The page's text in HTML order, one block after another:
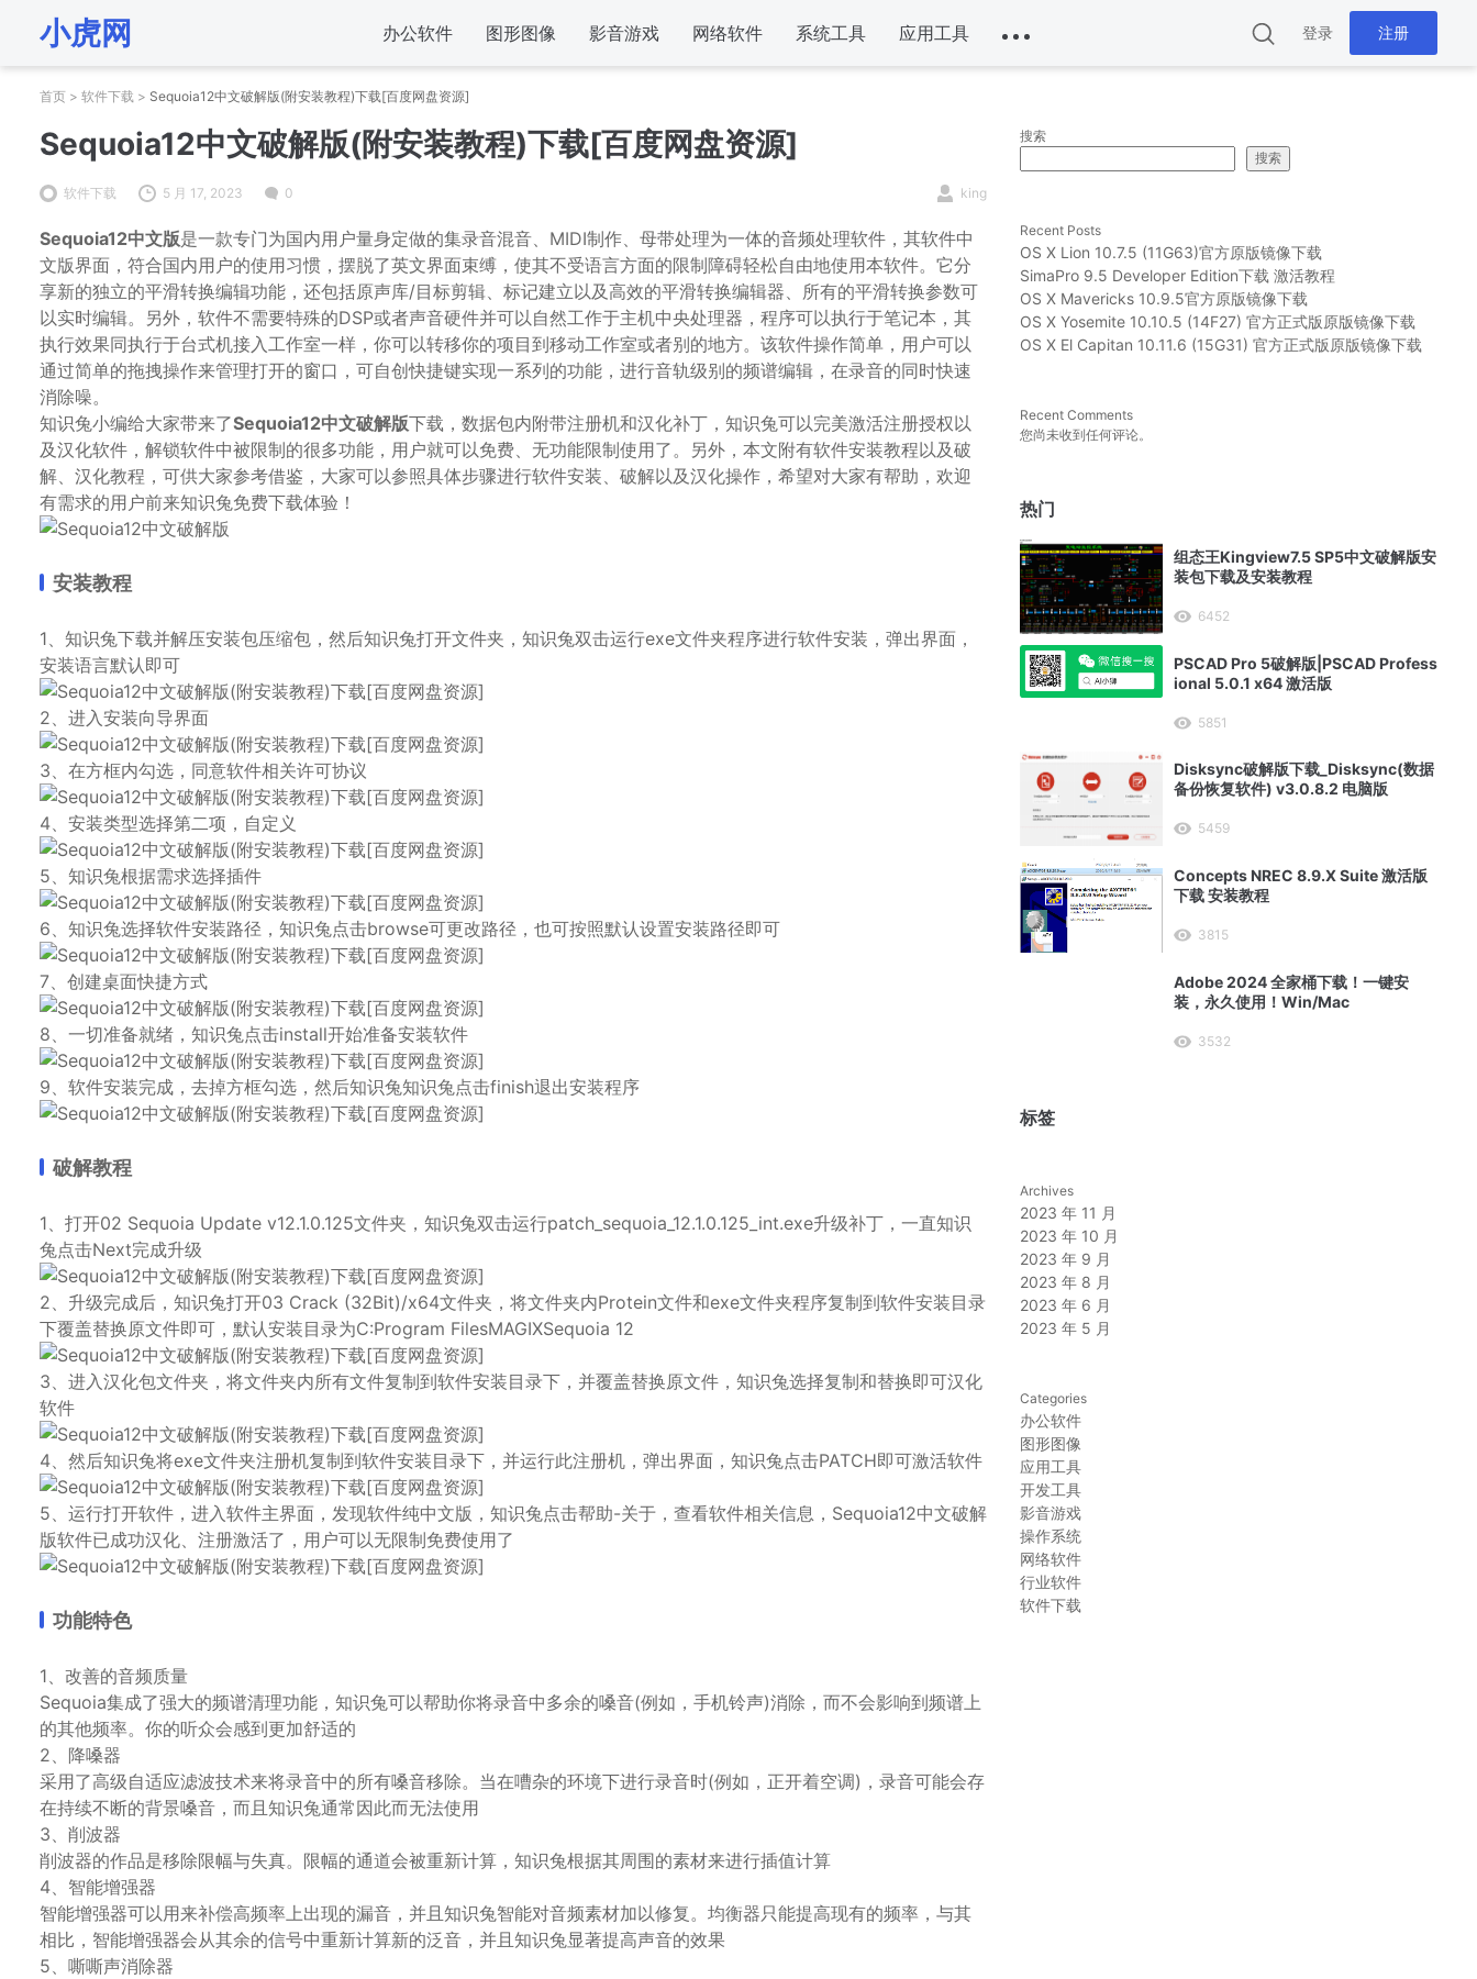
小虎网 办公软件 图形图像 影音游戏 网络软件 系统工具 应用工具 登录 注册
首页 > 软件下载 > Sequoia12中文破解版(附安装教程)下载[百度网盘资源]
Sequoia12中文破解版(附安装教程)下载[百度网盘资源]
软件下载 5 月 17, 2023 0 king
Sequoia12中文版是一款专门为国内用户量身定做的集录音混音、MIDI制作、母带处理为一体的音频处理软件，其软件中
文版界面，符合国内用户的使用习惯，摆脱了英文界面束缚，使其不受语言方面的限制障碍轻松自由地使用本软件。它分
享新的独立的平滑转换编辑功能，还包括原声库/目标剪辑、标记建立以及高效的平滑转换编辑器、所有的平滑转换参数可
以实时编辑。另外，软件不需要特殊的DSP或者声音硬件并可以自然工作于主机中央处理器，程序可以执行于笔记本，其
执行效果同执行于台式机接入工作室一样，你可以转移你的项目到移动工作室或者别的地方。该软件操作简单，用户可以
通过简单的拖拽操作来管理打开的窗口，可自创快捷键实现一系列的功能，进行音轨级别的频谱编辑，在录音的同时快速
消除噪。
知识兔小编给大家带来了Sequoia12中文破解版下载，数据包内附带注册机和汉化补丁，知识兔可以完美激活注册授权以
及汉化软件，解锁软件中被限制的很多功能，用户就可以免费、无功能限制使用了。另外，本文附有软件安装教程以及破
解、汉化教程，可供大家参考借鉴，大家可以参照具体步骤进行软件安装、破解以及汉化操作，希望对大家有帮助，欢迎
有需求的用户前来知识兔免费下载体验！
安装教程
1、知识兔下载并解压安装包压缩包，然后知识兔打开文件夹，知识兔双击运行exe文件夹程序进行软件安装，弹出界面，
安装语言默认即可
2、进入安装向导界面
3、在方框内勾选，同意软件相关许可协议
4、安装类型选择第二项，自定义
5、知识兔根据需求选择插件
6、知识兔选择软件安装路径，知识兔点击browse可更改路径，也可按照默认设置安装路径即可
7、创建桌面快捷方式
8、一切准备就绪，知识兔点击install开始准备安装软件
9、软件安装完成，去掉方框勾选，然后知识兔知识兔点击finish退出安装程序
破解教程
1、打开02 Sequoia Update v12.1.0.125文件夹，知识兔双击运行patch_sequoia_12.1.0.125_int.exe升级补丁，一直知识
兔点击Next完成升级
2、升级完成后，知识兔打开03 Crack (32Bit)/x64文件夹，将文件夹内Protein文件和exe文件夹程序复制到软件安装目录
下覆盖替换原文件即可，默认安装目录为C:Program FilesMAGIXSequoia 12
3、进入汉化包文件夹，将文件夹内所有文件复制到软件安装目录下，并覆盖替换原文件，知识兔选择复制和替换即可汉化
软件
4、然后知识兔将exe文件夹注册机复制到软件安装目录下，并运行此注册机，弹出界面，知识兔点击PATCH即可激活软件
5、运行打开软件，进入软件主界面，发现软件纯中文版，知识兔点击帮助-关于，查看软件相关信息，Sequoia12中文破解
版软件已成功汉化、注册激活了，用户可以无限制免费使用了
功能特色
1、改善的音频质量
Sequoia集成了强大的频谱清理功能，知识兔可以帮助你将录音中多余的嗓音(例如，手机铃声)消除，而不会影响到频谱上
的其他频率。你的听众会感到更加舒适的
2、降嗓器
采用了高级自适应滤波技术来将录音中的所有嗓音移除。当在嘈杂的环境下进行录音时(例如，正开着空调)，录音可能会存
在持续不断的背景嗓音，而且知识兔通常因此而无法使用
3、削波器
削波器的作品是移除限幅与失真。限幅的通道会被重新计算，知识兔根据其周围的素材来进行插值计算
4、智能增强器
智能增强器可以用来补偿高频率上出现的漏音，并且知识兔智能对音频素材加以修复。均衡器只能提高现有的频率，与其
相比，智能增强器会从其余的信号中重新计算新的泛音，并且知识兔显著提高声音的效果
5、嘶嘶声消除器
搜索
搜索
Recent Posts
OS X Lion 10.7.5 (11G63)官方原版镜像下载
SimaPro 9.5 Developer Edition下载 激活教程
OS X Mavericks 10.9.5官方原版镜像下载
OS X Yosemite 10.10.5 (14F27) 官方正式版原版镜像下载
OS X El Capitan 10.11.6 (15G31) 官方正式版原版镜像下载
Recent Comments
您尚未收到任何评论。
热门
组态王Kingview7.5 SP5中文破解版安
装包下载及安装教程
6452
PSCAD Pro 5破解版|PSCAD Profess
ional 5.0.1 x64 激活版
5851
Disksync破解版下载_Disksync(数据
备份恢复软件) v3.0.8.2 电脑版
5459
Concepts NREC 8.9.X Suite 激活版
下载 安装教程
3815
Adobe 2024 全家桶下载！一键安
装，永久使用！Win/Mac
3532
标签
Archives
2023 年 11 月
2023 年 10 月
2023 年 9 月
2023 年 8 月
2023 年 6 月
2023 年 5 月
Categories
办公软件
图形图像
应用工具
开发工具
影音游戏
操作系统
网络软件
行业软件
软件下载